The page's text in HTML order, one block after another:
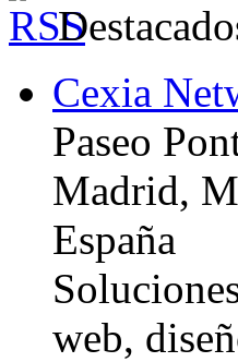
Cexia
Paseo
Madrid,
España
web,